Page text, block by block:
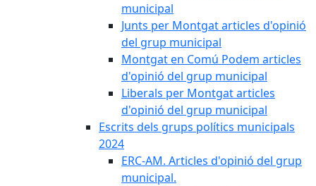
municipal
Junts per Montgat articles d'opinió
del grup municipal
Montgat en Comú Podem articles
d'opinió del grup municipal
Liberals per Montgat articles
d'opinió del grup municipal
Escrits dels grups polítics municipals
2024
ERC-AM. Articles d'opinió del grup
municipal.